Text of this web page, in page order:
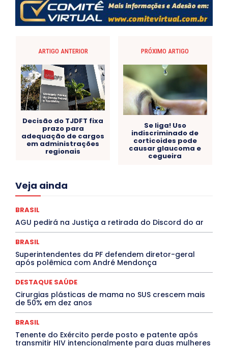
ARTIGO ANTERIOR
Decisão do TJDFT fixa
prazo para
adequação de cargos
em administrações
regionais
PRÓXIMO ARTIGO
Se liga! Uso
indiscriminado de
corticoides pode
causar glaucoma e
cegueira
Veja ainda
Acre
Ceará
CONTRATO TEMPORÁRIO
Covid-19
Crônica Política
Crônicas
CULTURA
Cultura e Tal
DANÇA Dengue
Denuncia
DESTAQUE SAÚDE
DESTAQUES
Destaques Enfermagem Unida
DESTAQUES OUTROS
DISTRITO FEDERAL
EDUCAÇÃO
ELEIÇÕES
EMPREGO E OPORTUNIDADES
Espírito Santo
ESTÁGIO
EVENTOS
EXPOSIÇÃO
Featured
Febre Amarela
Maranhão
Marburg
Mato Grosso
Mato Grosso do Sul
MEIO AMBIENTE Minas Gerais
BRASIL
AGU pedirá na Justiça a retirada do Discord do ar
BRASIL
Superintendentes da PF defendem diretor-geral
após polêmica com André Mendonça
DESTAQUE SAÚDE
Cirurgias plásticas de mama no SUS crescem mais
de 50% em dez anos
BRASIL
Tenente do Exército perde posto e patente após
transmitir HIV intencionalmente para duas mulheres